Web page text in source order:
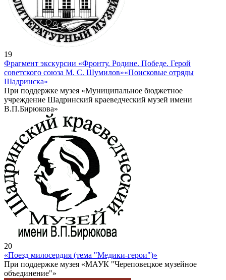
19
Фрагмент экскурсии «Фронту. Родине. Победе. Герой
советского союза М. С. Шумилов»«Поисковые отряды
Шадринска»
При поддержке музея «Муниципальное бюджетное
учреждение Шадринский краеведческий музей имени
В.П.Бирюкова»
20
«Поезд милосердия (тема "Медики-герои")»
При поддержке музея «МАУК "Череповецкое музейное
объединение"»